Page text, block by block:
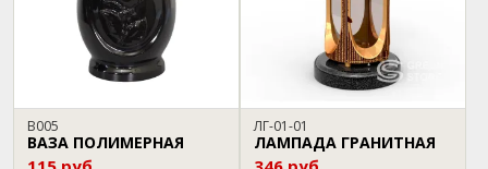
В005
ВАЗА ПОЛИМЕРНАЯ
ЛГ-01-01
ЛАМПАДА ГРАНИТНАЯ